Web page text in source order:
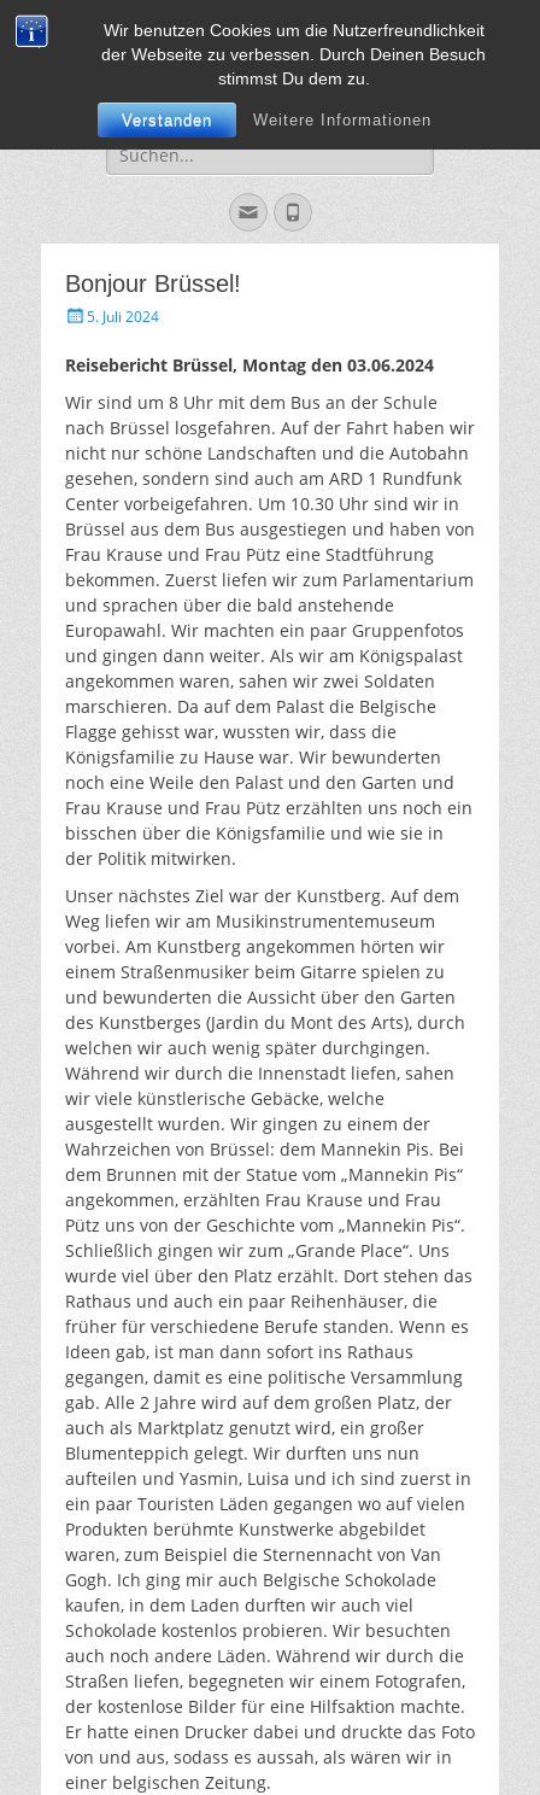
Wir benutzen Cookies um die Nutzerfreundlichkeit
der Webseite zu verbessen. Durch Deinen Besuch
stimmst Du dem zu.
Verstanden Weitere Informationen
Sekundarschule
Vorweg mit Herz, Mut und Verstand
Suche
für:
EmailPhone
Bonjour Brüssel!
Gepostet
5. Juli 2024
Reisebericht Brüssel, Montag den 03.06.2024
Wir sind um 8 Uhr mit dem Bus an der Schule
nach Brüssel losgefahren. Auf der Fahrt haben wir
nicht nur schöne Landschaften und die Autobahn
gesehen, sondern sind auch am ARD 1 Rundfunk
Center vorbeigefahren. Um 10.30 Uhr sind wir in
Brüssel aus dem Bus ausgestiegen und haben von
Frau Krause und Frau Pütz eine Stadtführung
bekommen. Zuerst liefen wir zum Parlamentarium
und sprachen über die bald anstehende
Europawahl. Wir machten ein paar Gruppenfotos
und gingen dann weiter. Als wir am Königspalast
angekommen waren, sahen wir zwei Soldaten
marschieren. Da auf dem Palast die Belgische
Flagge gehisst war, wussten wir, dass die
Königsfamilie zu Hause war. Wir bewunderten
noch eine Weile den Palast und den Garten und
Frau Krause und Frau Pütz erzählten uns noch ein
bisschen über die Königsfamilie und wie sie in
der Politik mitwirken.
Unser nächstes Ziel war der Kunstberg. Auf dem
Weg liefen wir am Musikinstrumentemuseum
vorbei. Am Kunstberg angekommen hörten wir
einem Straßenmusiker beim Gitarre spielen zu
und bewunderten die Aussicht über den Garten
des Kunstberges (Jardin du Mont des Arts), durch
welchen wir auch wenig später durchgingen.
Während wir durch die Innenstadt liefen, sahen
wir viele künstlerische Gebäcke, welche
ausgestellt wurden. Wir gingen zu einem der
Wahrzeichen von Brüssel: dem Mannekin Pis. Bei
dem Brunnen mit der Statue vom „Mannekin Pis“
angekommen, erzählten Frau Krause und Frau
Pütz uns von der Geschichte vom „Mannekin Pis“.
Schließlich gingen wir zum „Grande Place“. Uns
wurde viel über den Platz erzählt. Dort stehen das
Rathaus und auch ein paar Reihenhäuser, die
früher für verschiedene Berufe standen. Wenn es
Ideen gab, ist man dann sofort ins Rathaus
gegangen, damit es eine politische Versammlung
gab. Alle 2 Jahre wird auf dem großen Platz, der
auch als Marktplatz genutzt wird, ein großer
Blumenteppich gelegt. Wir durften uns nun
aufteilen und Yasmin, Luisa und ich sind zuerst in
ein paar Touristen Läden gegangen wo auf vielen
Produkten berühmte Kunstwerke abgebildet
waren, zum Beispiel die Sternennacht von Van
Gogh. Ich ging mir auch Belgische Schokolade
kaufen, in dem Laden durften wir auch viel
Schokolade kostenlos probieren. Wir besuchten
auch noch andere Läden. Während wir durch die
Straßen liefen, begegneten wir einem Fotografen,
der kostenlose Bilder für eine Hilfsaktion machte.
Er hatte einen Drucker dabei und druckte das Foto
von und aus, sodass es aussah, als wären wir in
einer belgischen Zeitung.